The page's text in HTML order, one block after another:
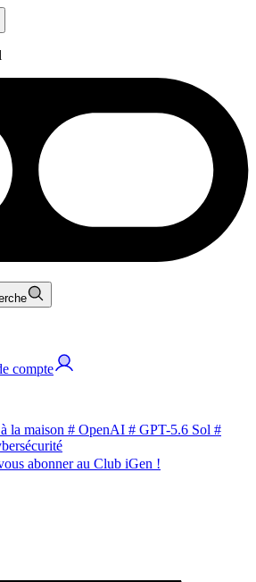
compte
la maison # OpenAI # GPT-5.6 Sol #
abonner au Club iGen !